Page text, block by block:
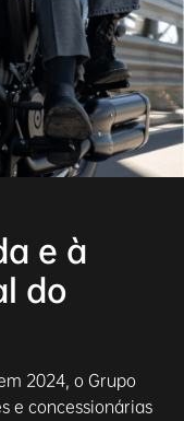
e à
do
2024, o Grupo
e concessionárias